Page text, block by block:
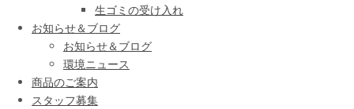
生ゴミの受け入れ
お知らせ＆ブログ
お知らせ＆ブログ
環境ニュース
商品のご案内
スタッフ募集